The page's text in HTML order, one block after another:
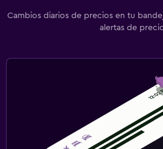
Cambios diarios de precios en tu
alertas de